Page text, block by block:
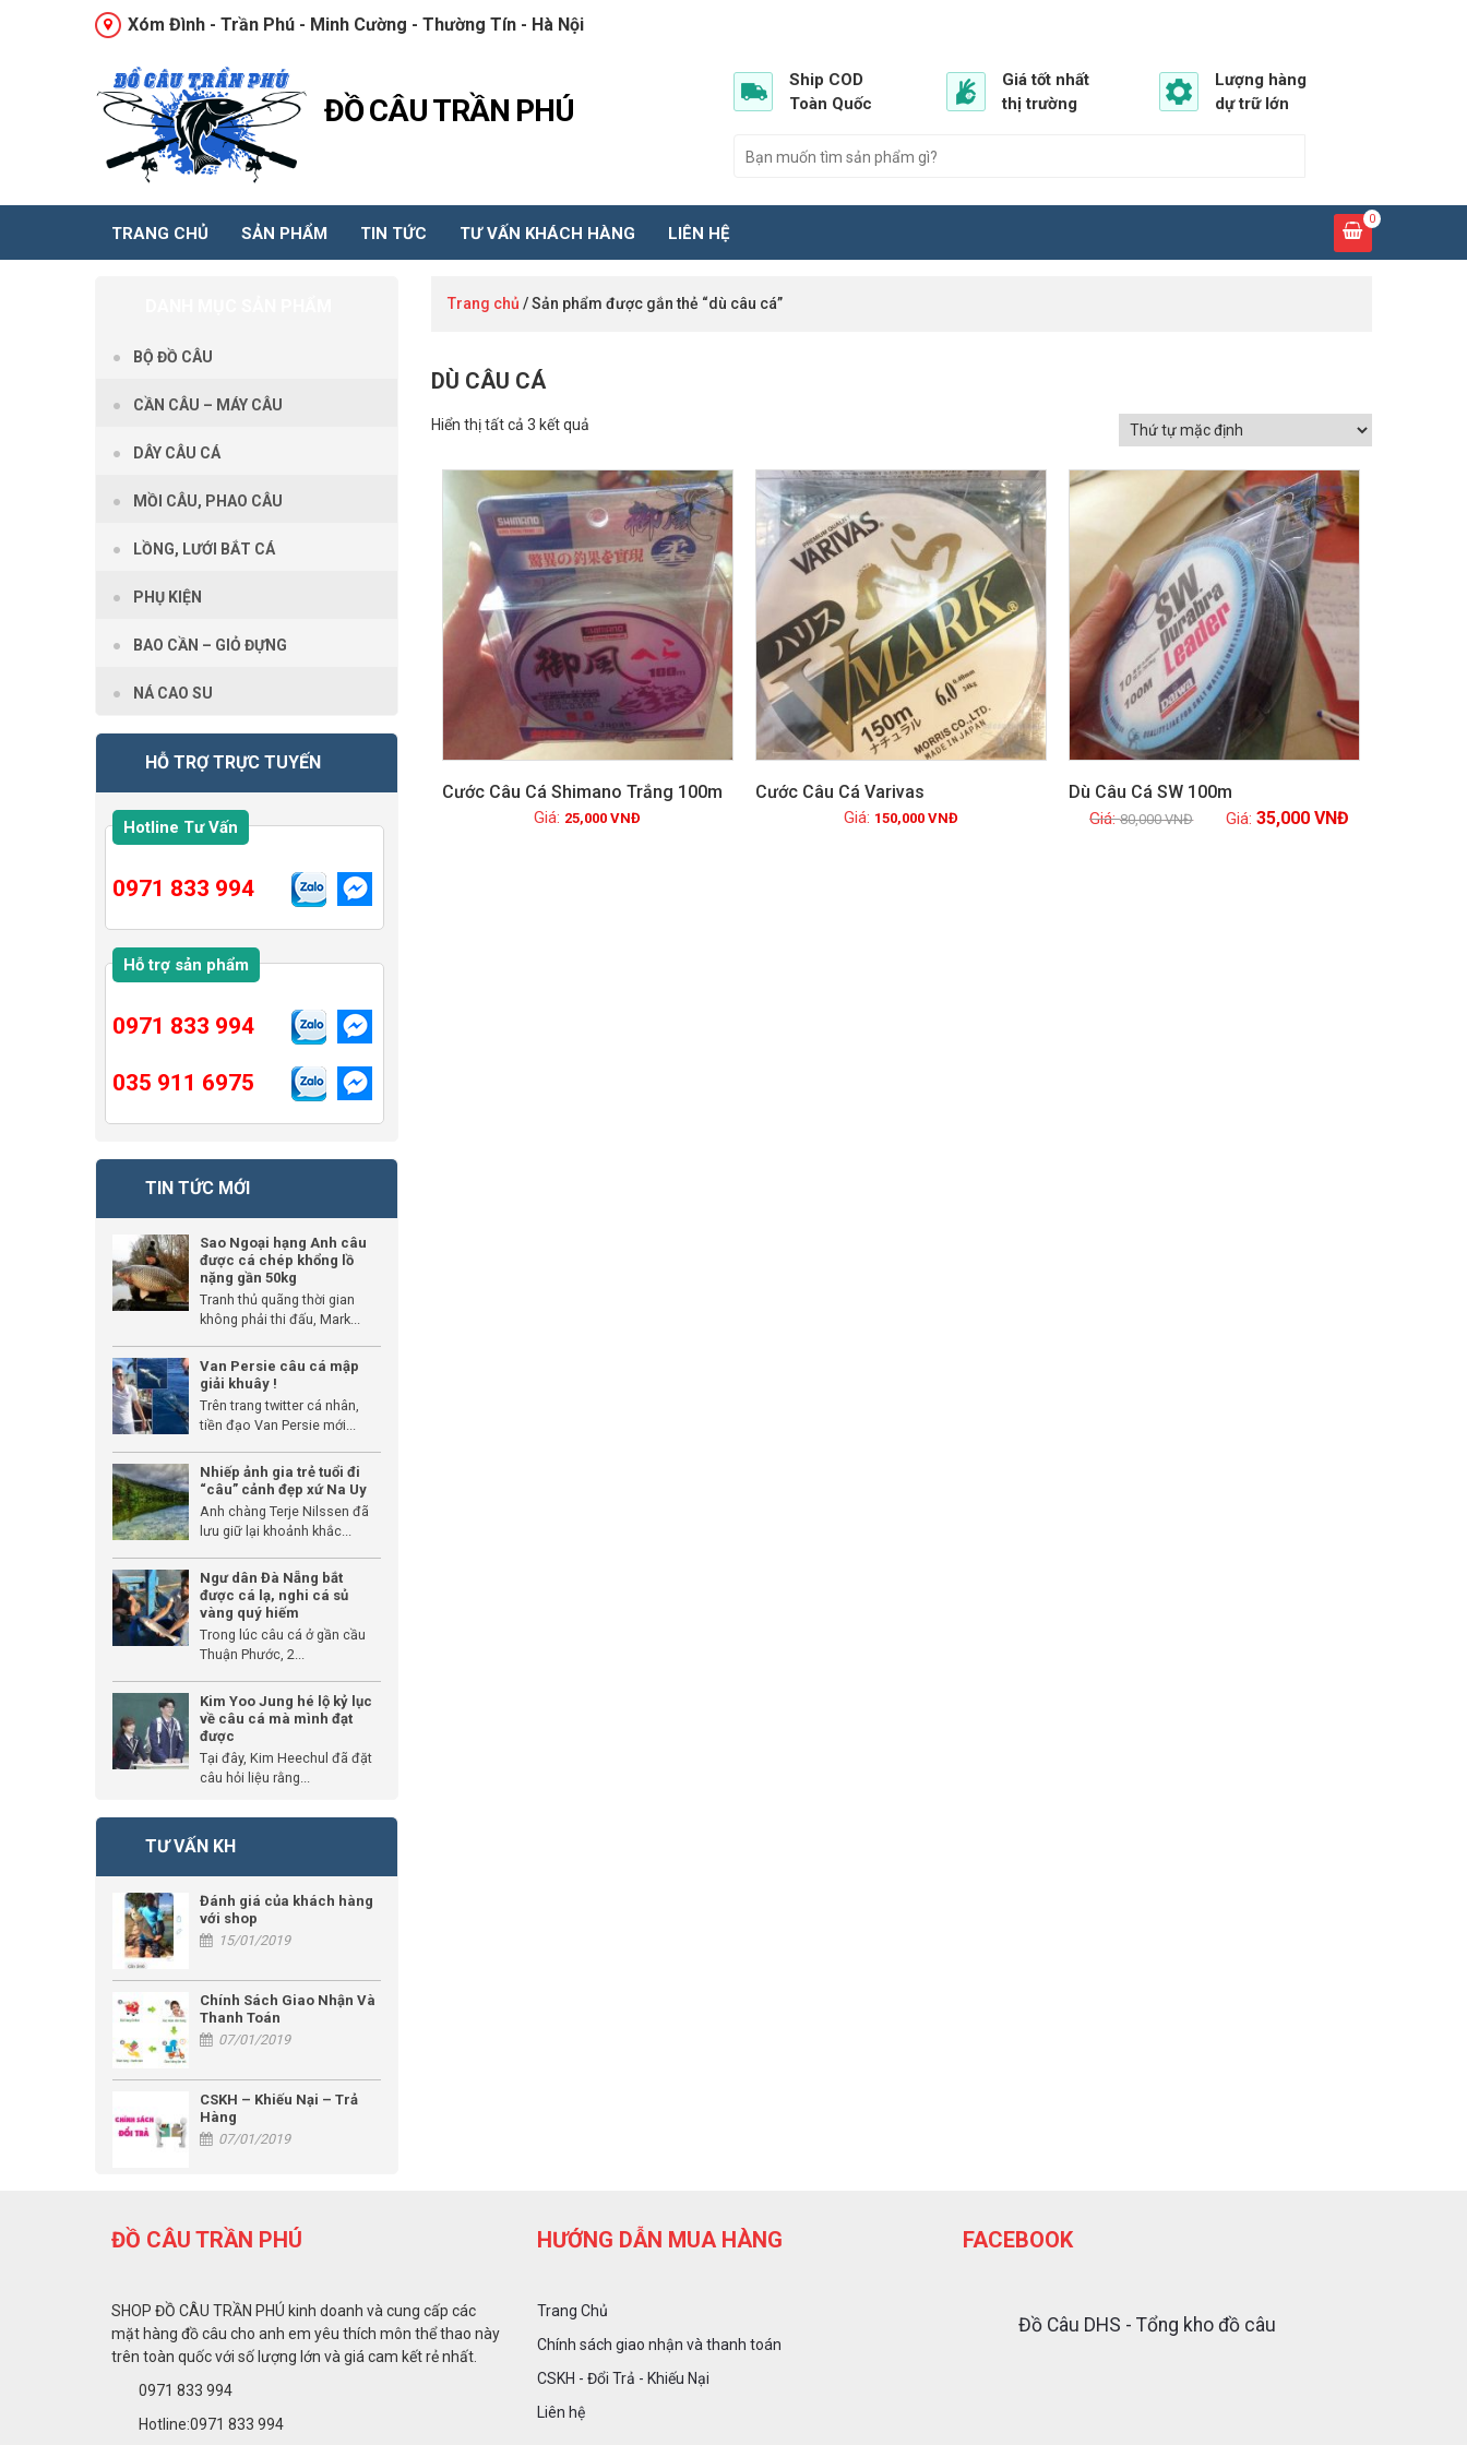
Xóm Đình - Trần Phú - Minh Cường - Thường Tín - Hà Nội
ĐỒ CÂU TRẦN PHÚ
Ship COD
Toàn Quốc
Giá tốt nhất
thị trường
Lượng hàng
dự trữ lớn
TRANG CHỦ SẢN PHẨM TIN TỨC TƯ VẤN KHÁCH HÀNG LIÊN HỆ
0
Trang chủ / Sản phẩm được gắn thẻ “dù câu cá”
DÙ CÂU CÁ
Hiển thị tất cả 3 kết quả
Cước Câu Cá Shimano Trắng 100m
25,000VNĐ
Cước Câu Cá Varivas
150,000 VNĐ
GIẢM GIÁ!
Dù Câu Cá SW 100m
80,000VNĐ 35,000 VNĐ
BỘ ĐỒ CÂU
CẦN CÂU – MÁY CÂU
DÂY CÂU CÁ
MỒI CÂU, PHAO CÂU
LỒNG, LƯỚI BẮT CÁ
PHỤ KIỆN
BAO CẦN – GIỎ ĐỰNG
NÁ CAO SU
HỖ TRỢ TRỰC TUYẾN
Hotline Tư Vấn
0971 833 994
Hỗ trợ sản phẩm
0971 833 994
035 911 6975
TIN TỨC MỚI
Sao Ngoại hạng Anh câu
được cá chép khổng lồ
nặng gần 50kg
Tranh thủ quãng thời gian
không phải thi đấu, Mark...
Van Persie câu cá mập
giải khuây !
Trên trang twitter cá nhân,
tiền đạo Van Persie mới...
Nhiếp ảnh gia trẻ tuổi đi
“câu” cảnh đẹp xứ Na Uy
Anh chàng Terje Nilssen đã
lưu giữ lại khoảnh khắc...
Ngư dân Đà Nẵng bắt
được cá lạ, nghi cá sủ
vàng quý hiếm
Trong lúc câu cá ở gần cầu
Thuận Phước, 2...
Kim Yoo Jung hé lộ kỷ lục
về câu cá mà mình đạt
được
Tại đây, Kim Heechul đã đặt
câu hỏi liệu rằng...
TƯ VẤN KH
Đánh giá của khách hàng
với shop
15/01/2019
Chính Sách Giao Nhận Và
Thanh Toán
07/01/2019
CSKH – Khiếu Nại – Trả
Hàng
07/01/2019
ĐỒ CÂU TRẦN PHÚ
SHOP ĐỒ CÂU TRẦN PHÚ kinh doanh và cung cấp các
mặt hàng đồ câu cho anh em yêu thích môn thể thao này
trên toàn quốc với số lượng lớn và giá cam kết rẻ nhất.
0971 833 994
Hotline:0971 833 994
HƯỚNG DẪN MUA HÀNG
Trang Chủ
Chính sách giao nhận và thanh toán
CSKH - Đổi Trả - Khiếu Nại
Liên hệ
FACEBOOK
Đồ Câu DHS - Tổng kho đồ câu